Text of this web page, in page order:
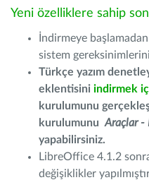
Yeni özelliklere sahip
İndirmeye
sistem
Türkçe yazım
eklentisini indirmek
kurulumunu
kurulumunu Araçlar -
yapabilirsiniz.
LibreOffice 4.1.2
değişiklikler